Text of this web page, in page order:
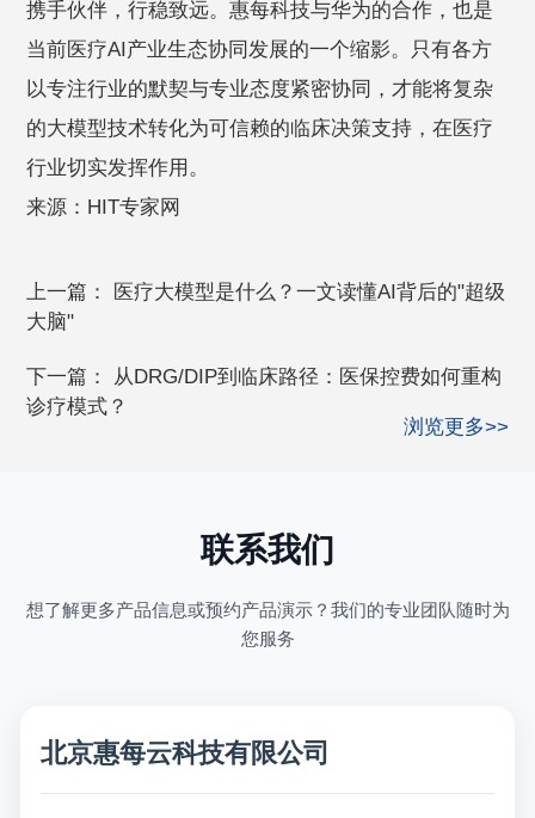
携手伙伴，行稳致远。惠每科技与华为的合作，也是
当前医疗AI产业生态协同发展的一个缩影。只有各方
以专注行业的默契与专业态度紧密协同，才能将复杂
的大模型技术转化为可信赖的临床决策支持，在医疗
行业切实发挥作用。
来源：HIT专家网
上一篇： 医疗大模型是什么？一文读懂AI背后的"超级
大脑"
下一篇： 从DRG/DIP到临床路径：医保控费如何重构
诊疗模式？
浏览更多>>
联系我们
想了解更多产品信息或预约产品演示？我们的专业团队随时为
您服务
北京惠每云科技有限公司